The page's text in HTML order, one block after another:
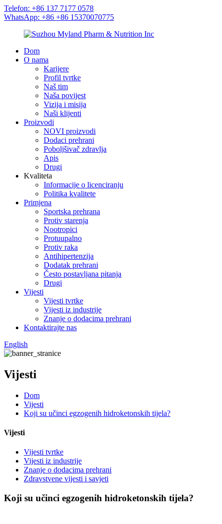
Telefon: +86 137 7177 0578
WhatsApp: +86 +86 15370070775
Dom
O nama
Karijere
Profil tvrtke
Naš tim
Naša povijest
Vizija i misija
Naši klijenti
Proizvodi
NOVI proizvodi
Dodaci prehrani
Poboljšivač zdravlja
Apis
Drugi
Kvaliteta
Informacije o licenciranju
Politika kvalitete
Primjena
Sportska prehrana
Protiv starenja
Nootropici
Protuupalno
Protiv raka
Antihipertenzija
Dodatak prehrani
Često postavljana pitanja
Drugi
Vijesti
Vijesti tvrtke
Vijesti iz industrije
Znanje o dodacima prehrani
Kontaktirajte nas
English
Vijesti
Dom
Vijesti
Koji su učinci egzogenih hidroketonskih tijela?
Vijesti
Vijesti tvrtke
Vijesti iz industrije
Znanje o dodacima prehrani
Zdravstvene vijesti i savjeti
Koji su učinci egzogenih hidroketonskih tijela?